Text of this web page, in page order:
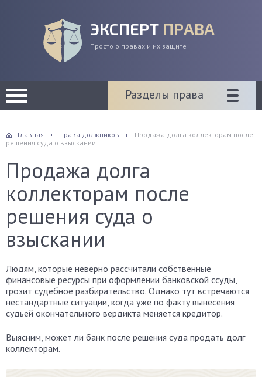
ЭКСПЕРТ ПРАВА
Просто о правах и их защите
Разделы права
Главная Права должников
Продажа долга коллекторам после
решения суда о взыскании
Продажа долга
коллекторам после
решения суда о
взыскании
Людям, которые неверно рассчитали собственные
финансовые ресурсы при оформлении банковской ссуды,
грозит судебное разбирательство. Однако тут встречаются
нестандартные ситуации, когда уже по факту вынесения
судьей окончательного вердикта меняется кредитор.
Выясним, может ли банк после решения суда продать долг
коллекторам.